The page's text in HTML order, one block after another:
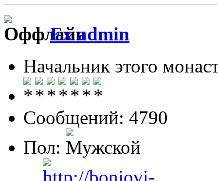
Ex admin
Начальник этого
Сообщений: 4790
Пол: